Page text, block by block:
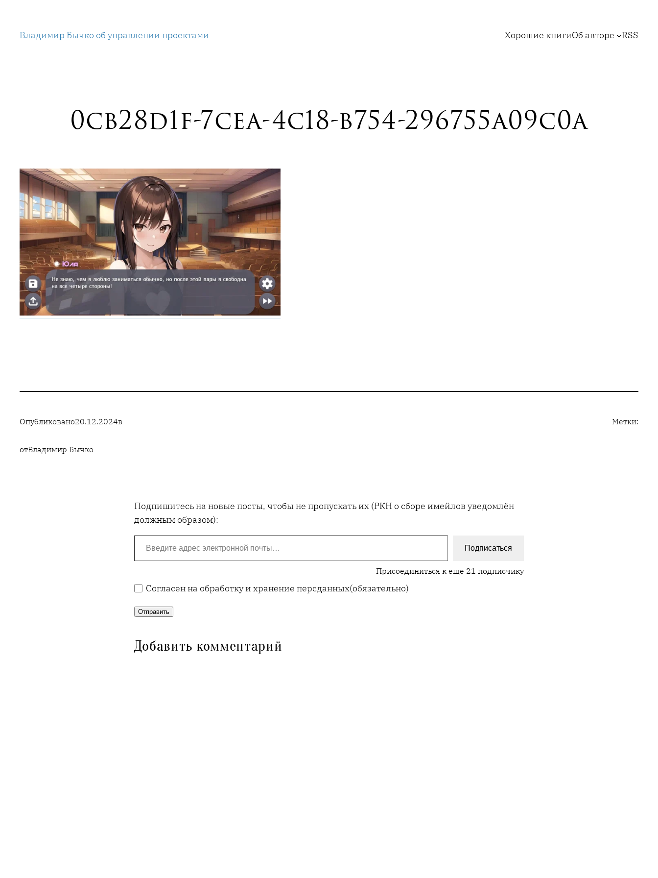
содержимому
Владимир Бычко об управлении проектами Хорошие книгиОб авторе RSS
0cb28d1f-7cea-4c18-b754-296755a09c0a
Опубликовано20.12.2024в
отВладимир Бычко
Метки:
Подпишитесь на новые посты, чтобы не пропускать их (РКН о сборе имейлов уведомлён
должным образом):
Введите адрес электронной почты…
Подписаться
Присоединиться к еще 21 подписчику
Согласен на обработку и хранение персданных(обязательно)
Отправить
Добавить комментарий